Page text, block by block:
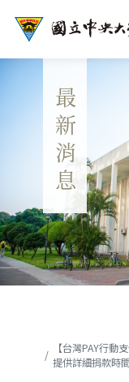
最新消息
【台灣PAY行動
提供詳細捐款時